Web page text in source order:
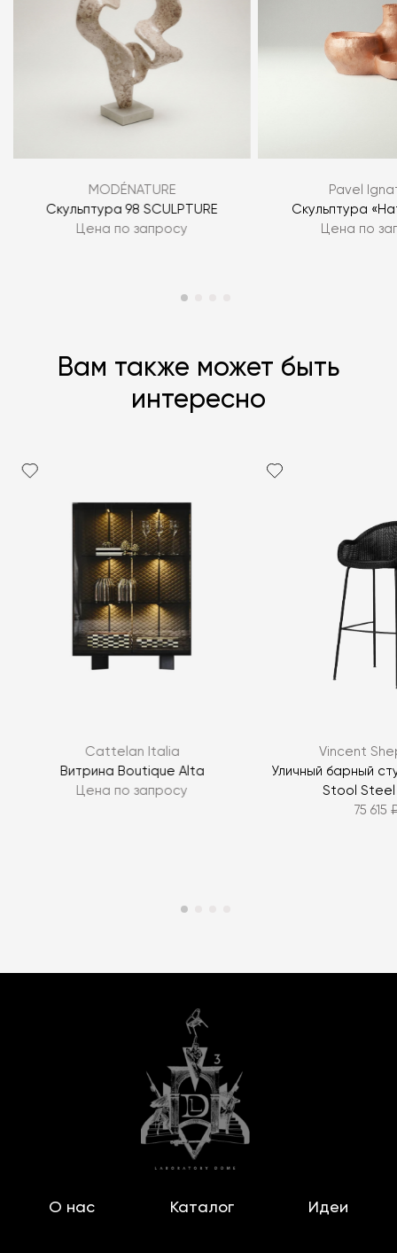
Я согласен сполитикой персональных данных
ЗАДАТЬ ВОПРОС
MODÉNATURE
Скульптура 98 SCULPTURE
Цена по запросу
Pavel
Скульптура
Цена по
Вам также может быть
интересно
Cattelan Italia
Витрина Boutique Alta
Цена по запросу
Vincent
Уличный барный
Stool Steel
75 615
О нас Каталог Идеи